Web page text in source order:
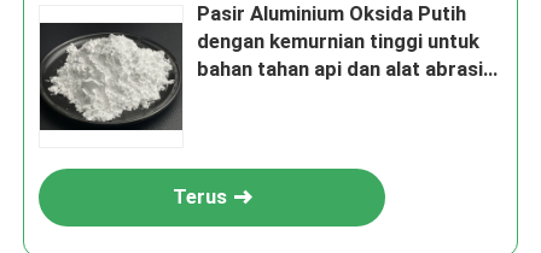
Pasir Aluminium Oksida Putih
dengan kemurnian tinggi untuk
bahan tahan api dan alat abrasif
Terus